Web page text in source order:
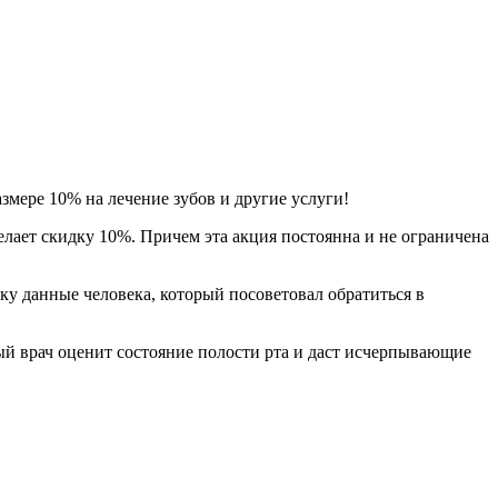
10% на лечение зубов и другие услуги!
скидку 10%. Причем эта акция постоянна и не ограничена
человека, который посоветовал обратиться в
врач оценит состояние полости рта и даст исчерпывающие